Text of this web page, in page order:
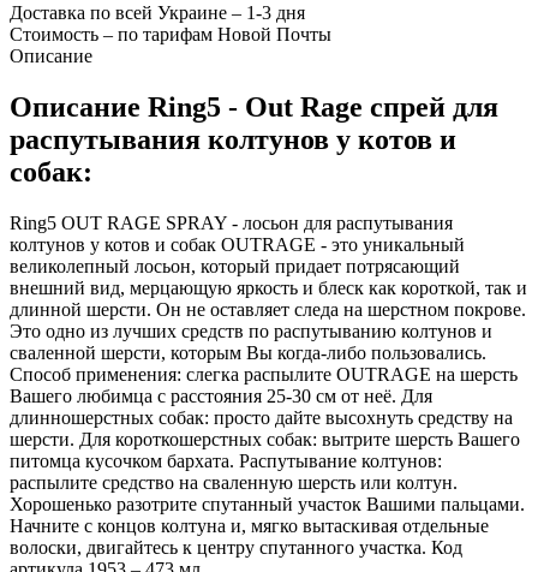
Доставка по всей Украине – 1-3 дня
Стоимость – по тарифам Новой Почты
Описание
Описание Ring5 - Out Rage спрей для
распутывания колтунов у котов и
собак:
Ring5 OUT RAGE SPRAY - лосьон для распутывания
колтунов у котов и собак OUTRAGE - это уникальный
великолепный лосьон, который придает потрясающий
внешний вид, мерцающую яркость и блеск как короткой, так и
длинной шерсти. Он не оставляет следа на шерстном покрове.
Это одно из лучших средств по распутыванию колтунов и
сваленной шерсти, которым Вы когда-либо пользовались.
Способ применения: слегка распылите OUTRAGE на шерсть
Вашего любимца с расстояния 25-30 см от неё. Для
длинношерстных собак: просто дайте высохнуть средству на
шерсти. Для короткошерстных собак: вытрите шерсть Вашего
питомца кусочком бархата. Распутывание колтунов:
распылите средство на сваленную шерсть или колтун.
Хорошенько разотрите спутанный участок Вашими пальцами.
Начните с концов колтуна и, мягко вытаскивая отдельные
волоски, двигайтесь к центру спутанного участка. Код